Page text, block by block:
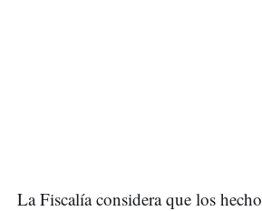
La Fiscalía considera que los